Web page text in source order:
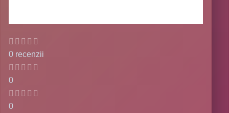
0 recenzii
0
0